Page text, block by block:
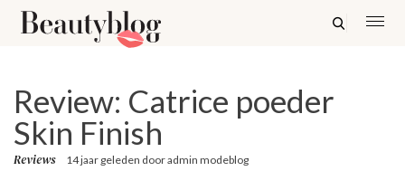
Review: Catrice poeder
Skin Finish
Reviews 14 jaar geleden dooradmin modeblog